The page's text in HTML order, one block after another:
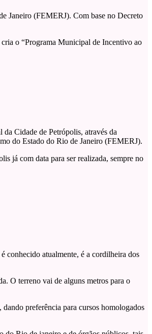
Janeiro (FEMERJ). Com base no Decreto
o “Programa Municipal de Incentivo ao
Cidade de Petrópolis, através da
do Estado do Rio de Janeiro (FEMERJ).
já com data para ser realizada, sempre no
conhecido atualmente, é a cordilheira dos
O terreno vai de alguns metros para o
preferência para cursos homologados